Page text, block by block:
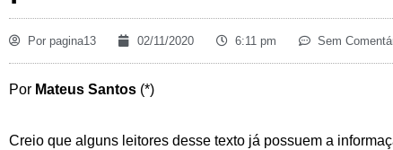
Por pagina13 02/11/2020 6:11 pm Sem
Por Mateus Santos (*)
Creio que alguns leitores desse texto já possuem a